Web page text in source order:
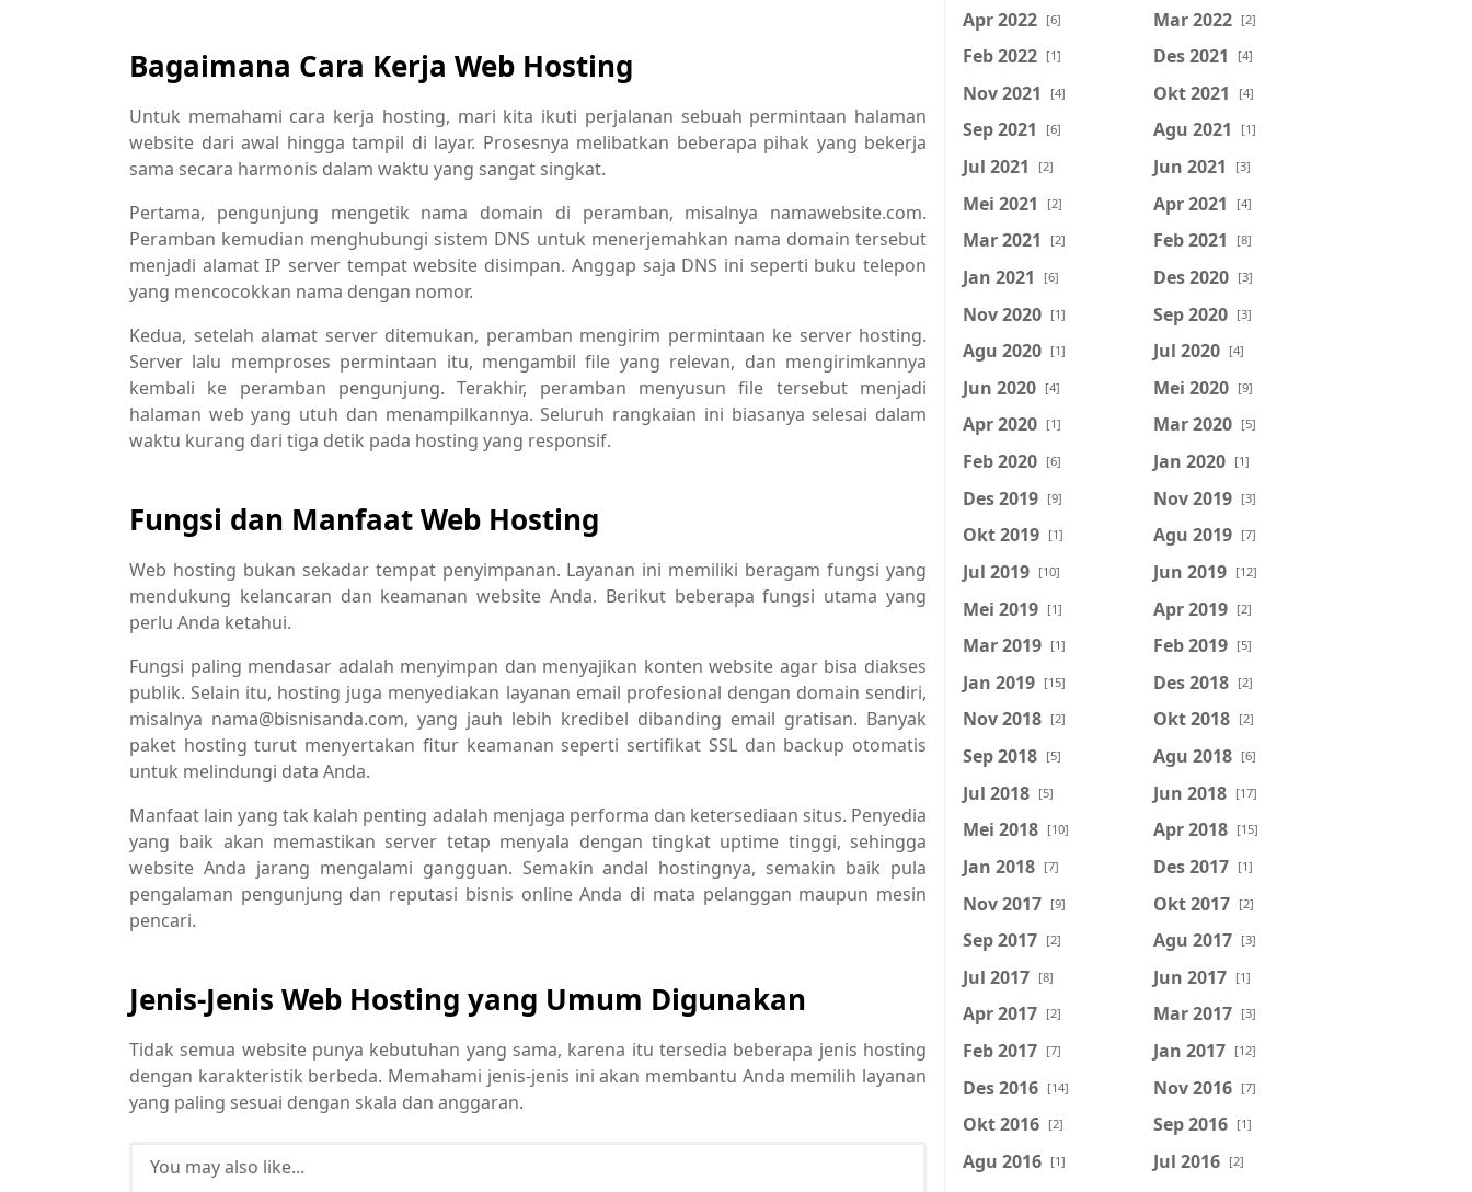
Bagaimana Cara Kerja Web Hosting
Untuk memahami cara kerja hosting, mari kita ikuti perjalanan sebuah permintaan halaman
website dari awal hingga tampil di layar. Prosesnya melibatkan beberapa pihak yang bekerja
sama secara harmonis dalam waktu yang sangat singkat.
Pertama, pengunjung mengetik nama domain di peramban, misalnya namawebsite.com.
Peramban kemudian menghubungi sistem DNS untuk menerjemahkan nama domain tersebut
menjadi alamat IP server tempat website disimpan. Anggap saja DNS ini seperti buku telepon
yang mencocokkan nama dengan nomor.
Kedua, setelah alamat server ditemukan, peramban mengirim permintaan ke server hosting.
Server lalu memproses permintaan itu, mengambil file yang relevan, dan mengirimkannya
kembali ke peramban pengunjung. Terakhir, peramban menyusun file tersebut menjadi
halaman web yang utuh dan menampilkannya. Seluruh rangkaian ini biasanya selesai dalam
waktu kurang dari tiga detik pada hosting yang responsif.
Fungsi dan Manfaat Web Hosting
Web hosting bukan sekadar tempat penyimpanan. Layanan ini memiliki beragam fungsi yang
mendukung kelancaran dan keamanan website Anda. Berikut beberapa fungsi utama yang
perlu Anda ketahui.
Fungsi paling mendasar adalah menyimpan dan menyajikan konten website agar bisa diakses
publik. Selain itu, hosting juga menyediakan layanan email profesional dengan domain sendiri,
misalnya nama@bisnisanda.com, yang jauh lebih kredibel dibanding email gratisan. Banyak
paket hosting turut menyertakan fitur keamanan seperti sertifikat SSL dan backup otomatis
untuk melindungi data Anda.
Manfaat lain yang tak kalah penting adalah menjaga performa dan ketersediaan situs. Penyedia
yang baik akan memastikan server tetap menyala dengan tingkat uptime tinggi, sehingga
website Anda jarang mengalami gangguan. Semakin andal hostingnya, semakin baik pula
pengalaman pengunjung dan reputasi bisnis online Anda di mata pelanggan maupun mesin
pencari.
Jenis-Jenis Web Hosting yang Umum Digunakan
Tidak semua website punya kebutuhan yang sama, karena itu tersedia beberapa jenis hosting
dengan karakteristik berbeda. Memahami jenis-jenis ini akan membantu Anda memilih layanan
yang paling sesuai dengan skala dan anggaran.
You may also like...
Apr 2022 [6] Mar 2022 [2]
Feb 2022 [1] Des 2021 [4]
Nov 2021 [4] Okt 2021 [4]
Sep 2021 [6] Agu 2021 [1]
Jul 2021 [2] Jun 2021 [3]
Mei 2021 [2] Apr 2021 [4]
Mar 2021 [2] Feb 2021 [8]
Jan 2021 [6] Des 2020 [3]
Nov 2020 [1] Sep 2020 [3]
Agu 2020 [1] Jul 2020 [4]
Jun 2020 [4] Mei 2020 [9]
Apr 2020 [1] Mar 2020 [5]
Feb 2020 [6] Jan 2020 [1]
Des 2019 [9] Nov 2019 [3]
Okt 2019 [1] Agu 2019 [7]
Jul 2019 [10] Jun 2019 [12]
Mei 2019 [1] Apr 2019 [2]
Mar 2019 [1] Feb 2019 [5]
Jan 2019 [15] Des 2018 [2]
Nov 2018 [2] Okt 2018 [2]
Sep 2018 [5] Agu 2018 [6]
Jul 2018 [5] Jun 2018 [17]
Mei 2018 [10] Apr 2018 [15]
Jan 2018 [7] Des 2017 [1]
Nov 2017 [9] Okt 2017 [2]
Sep 2017 [2] Agu 2017 [3]
Jul 2017 [8] Jun 2017 [1]
Apr 2017 [2] Mar 2017 [3]
Feb 2017 [7] Jan 2017 [12]
Des 2016 [14] Nov 2016 [7]
Okt 2016 [2] Sep 2016 [1]
Agu 2016 [1] Jul 2016 [2]